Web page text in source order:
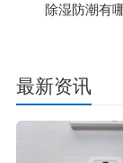
除湿防潮有
最新资讯